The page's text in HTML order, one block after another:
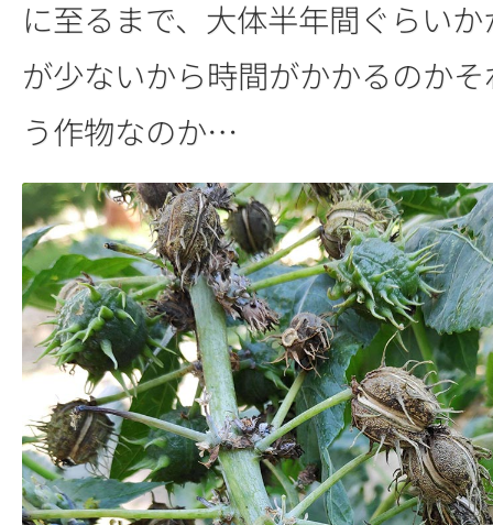
に至るまで、大体半年間ぐらい
が少ないから時間がかかるのか
う作物なのか…